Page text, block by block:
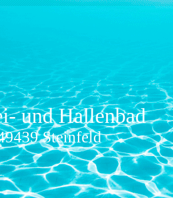
und Hallenbad
Steinfeld